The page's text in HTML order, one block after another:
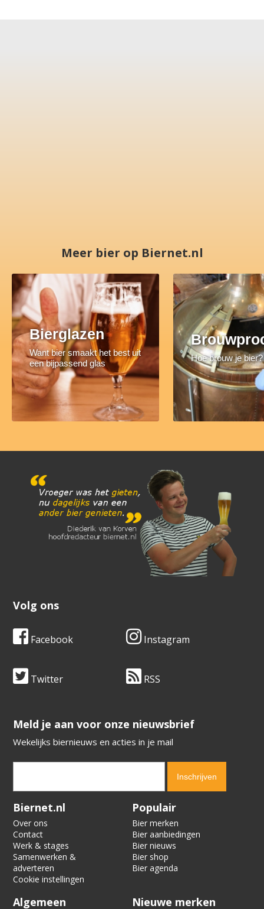
Meer bier op Biernet.nl
Bierglazen
Want bier smaakt het best uit
een bijpassend glas
Hoe brouw je bier?
Volg ons
Facebook Instagram
Twitter RSS
​​​​​​​Meld je aan voor onze nieuwsbrief
Wekelijks biernieuws en acties in je mail
Verification code:
Biernet.nl
Over ons
Contact
Werk & stages
Samenwerken &
adverteren
Cookie instellingen
Populair
Bier merken
Bier aanbiedingen
Bier nieuws
Bier shop
Bier agenda
Algemeen Nieuwe merken